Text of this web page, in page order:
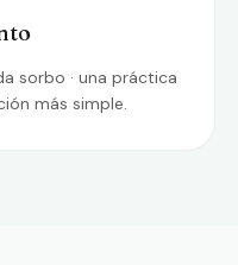
sorbo · una práctica
más simple.